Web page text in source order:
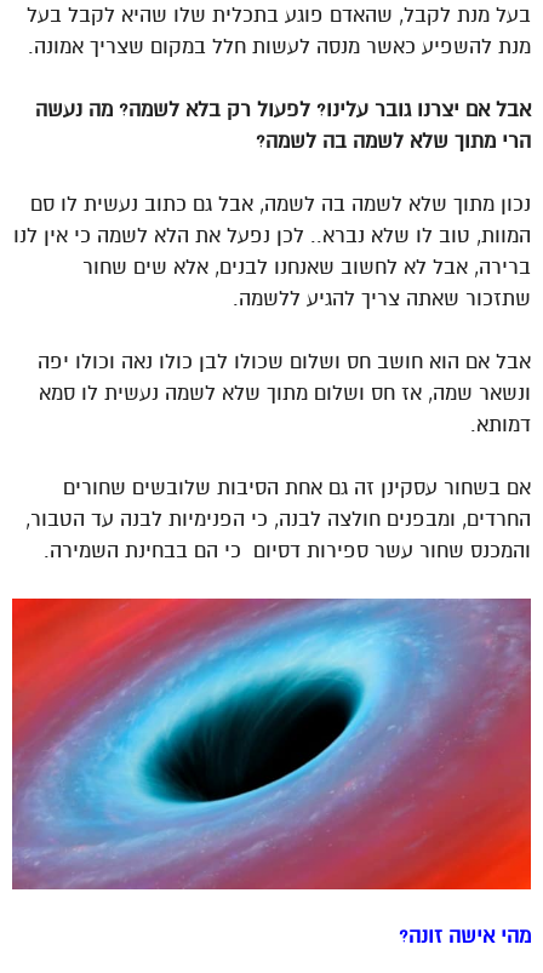
בעל מנת לקבל, שהאדם פוגע בתכלית שלו שהיא לקבל בעל
מנת להשפיע כאשר מנסה לעשות חלל במקום שצריך אמונה.
אבל אם יצרנו גובר עלינו? לפעול רק בלא לשמה? מה נעשה
הרי מתוך שלא לשמה בה לשמה?
נכון מתוך שלא לשמה בה לשמה, אבל גם כתוב נעשית לו סם
המוות, טוב לו שלא נברא.. לכן נפעל את הלא לשמה כי אין לנו
ברירה, אבל לא לחשוב שאנחנו לבנים, אלא שים שחור
שתזכור שאתה צריך להגיע ללשמה.
אבל אם הוא חושב חס ושלום שכולו לבן כולו נאה וכולו יפה
ונשאר שמה, אז חס ושלום מתוך שלא לשמה נעשית לו סמא
דמותא.
אם בשחור עסקינן זה גם אחת הסיבות שלובשים שחורים
החרדים, ומבפנים חולצה לבנה, כי הפנימיות לבנה עד הטבור,
והמכנס שחור עשר ספירות דסיום כי הם בבחינת השמירה.
מהי אישה זונה?